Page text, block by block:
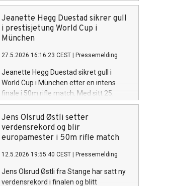
rekord på 360,1 poeng. Han er rangert
som nummer 1 i verden, med seieren
som hans 20. verdenscupmedalje.
Sølvet gikk til Lucas Kryzs og bronse til
Jeanette Hegg Duestad sikrer gull
i prestisjetung World Cup i
München
27.5.2026 16:16:23 CEST Pressemelding
Jeanette Hegg Duestad sikret gull i
World Cup i München etter en intens
finale i 50m rifle match. Med sitt 25.
World Cup medalje, viste verdenseneren
overtaket med en imponerende
avslutning, og vant med kun 0,1 poengs
margin. Konkurransen samlet 732
Jens Olsrud Østli setter
verdensrekord og blir
europamester i 50m rifle match
12.5.2026 19:55:40 CEST Pressemelding
Jens Olsrud Østli fra Stange har satt ny
verdensrekord i finalen og blitt